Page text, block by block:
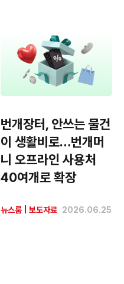
번개장터, 안쓰는 물건
이 생활비로…번개머
니 오프라인 사용처
40여개로 확장
뉴스룸 보도자료 2026.06.25